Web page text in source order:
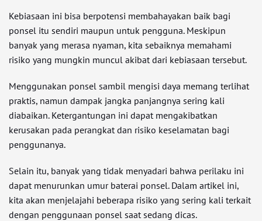
Kebiasaan ini bisa berpotensi membahayakan baik bagi
ponsel itu sendiri maupun untuk pengguna. Meskipun
banyak yang merasa nyaman, kita sebaiknya memahami
risiko yang mungkin muncul akibat dari kebiasaan tersebut.
Menggunakan ponsel sambil mengisi daya memang terlihat
praktis, namun dampak jangka panjangnya sering kali
diabaikan. Ketergantungan ini dapat mengakibatkan
kerusakan pada perangkat dan risiko keselamatan bagi
penggunanya.
Selain itu, banyak yang tidak menyadari bahwa perilaku ini
dapat menurunkan umur baterai ponsel. Dalam artikel ini,
kita akan menjelajahi beberapa risiko yang sering kali terkait
dengan penggunaan ponsel saat sedang dicas.